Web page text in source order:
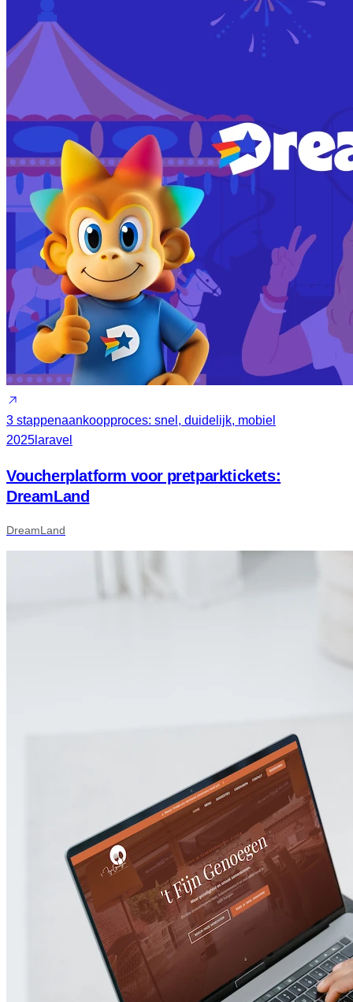
3 stappenaankoopproces: snel, duidelijk, mobiel
2025 laravel
Voucherplatform voor pretparktickets:
DreamLand
DreamLand